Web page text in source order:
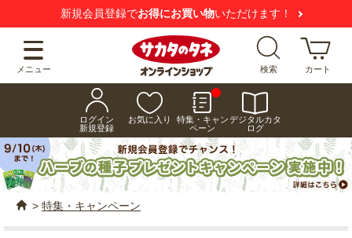
新規会員登録でお得にお買い物いただけます！
メニュー 検索 カート
ログイン
新規登録
お気に入り
特集・キャン
ペーン
デジタルカタ
ログ
> 特集・キャンペーン